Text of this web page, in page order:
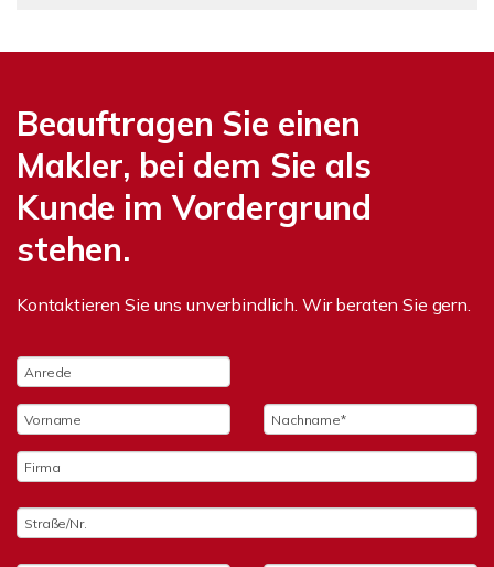
Beauftragen Sie einen
Makler, bei dem Sie als
Kunde im Vordergrund
stehen.
Kontaktieren Sie uns unverbindlich. Wir beraten Sie gern.